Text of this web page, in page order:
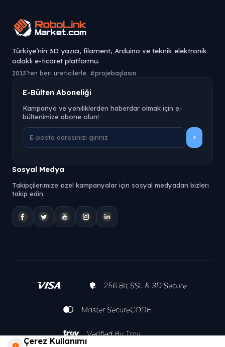
Türkiye’nin 3D yazıcı, filament, Arduino ve teknik elektronik
odaklı e-ticaret platformu.
2013’ten beri üreticilerle. #projebaşlasın
E-Bülten Aboneliği
Kampanya ve yeniliklerden haberdar olmak için e-
bültenimize abone olun!
Sosyal Medya
Takipçilerimize özel kampanyalar için sosyal medyadan bizleri
takip edin.
Çerez Kullanımı